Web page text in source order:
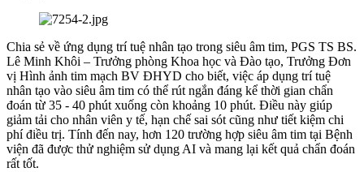
Chia sẻ về ứng dụng trí tuệ nhân tạo trong siêu âm tim, PGS TS BS.
Lê Minh Khôi – Trưởng phòng Khoa học và Đào tạo, Trưởng Đơn
vị Hình ảnh tim mạch BV ĐHYD cho biết, việc áp dụng trí tuệ
nhân tạo vào siêu âm tim có thể rút ngắn đáng kể thời gian chẩn
đoán từ 35 - 40 phút xuống còn khoảng 10 phút. Điều này giúp
giảm tải cho nhân viên y tế, hạn chế sai sót cũng như tiết kiệm chi
phí điều trị. Tính đến nay, hơn 120 trường hợp siêu âm tim tại Bệnh
viện đã được thử nghiệm sử dụng AI và mang lại kết quả chẩn đoán
rất tốt.